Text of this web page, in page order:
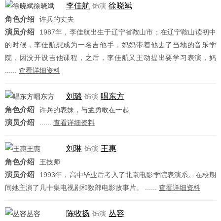
李佳航 饰演 徐晓斌
角色介绍
许兵的丈夫
演员介绍
1987年，李佳航出生于辽宁省鞍山市；在辽宁鞍山读初中
的时候，李佳航想成为一名吉他手，妈妈带着他去了当地的音乐学
院，因没开设吉他课程，之后，李佳航又主动提出要学习表演，妈
查看详细资料
刘璐 饰演 唱东方
角色介绍
许兵的表妹，与孟勇敢在一起
演员介绍 查看详细资料
刘琳 饰演 王惠
角色介绍
王技师
演员介绍
1993年，高中毕业后考入了北京电影学院表演系。在校期
间她主演了几十集电视剧和数部电影故事片。 ......
查看详细资料
陈牧扬 饰演 丛容